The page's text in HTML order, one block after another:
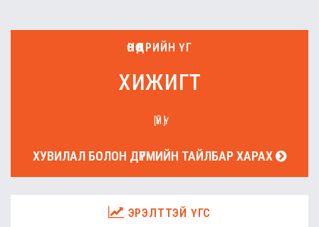
ӨНӨӨДРИЙН ҮГ
хижигт
[ҮЙ.Ү]
ХУВИЛАЛ БОЛОН ДҮРМИЙН ТАЙЛБАР ХАРАХ
ЭРЭЛТТЭЙ ҮГС